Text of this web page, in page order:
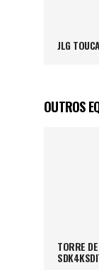
JLG
OUTROS
TORRE